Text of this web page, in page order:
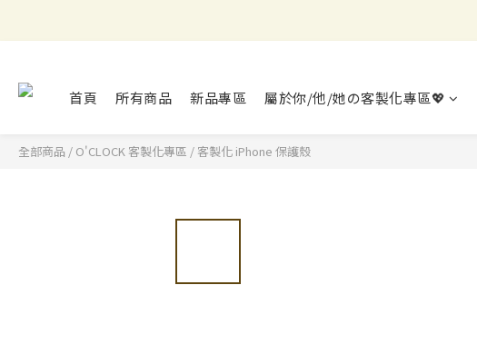
首頁 所有商品 新品專區 屬於你/他/她の客製化專區💖
全部商品 / O'CLOCK 客製化專區 / 客製化 iPhone 保護殼